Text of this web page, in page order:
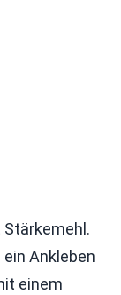
Ankleben
einem